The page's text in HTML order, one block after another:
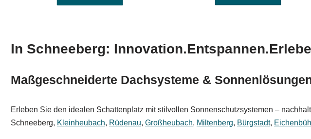
In Schneeberg:
Maßgeschneiderte Dachsysteme &
Erleben Sie den idealen Schattenplatz mit stilvollen Sonnenschutzsystemen –
Schneeberg, Kleinheubach, Rüdenau, Großheubach, Miltenberg, Bürgstadt, Eichenbühl